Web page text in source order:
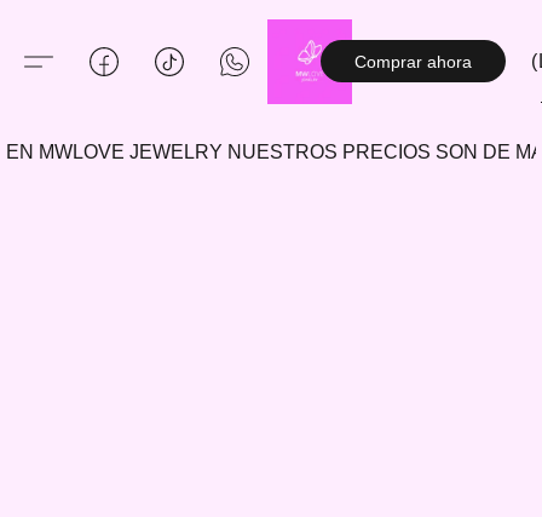
Comprar ahora
EN MWLOVE JEWELRY NUESTROS PRECIOS SON DE